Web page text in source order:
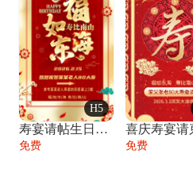
H5
寿宴请帖生日宴邀请函老人寿星生日快乐祝寿
免费 免费